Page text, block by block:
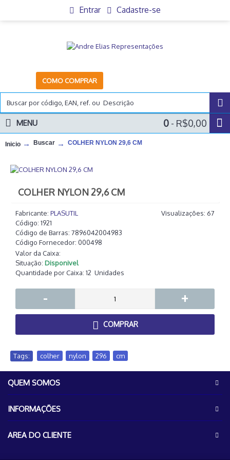
Entrar Cadastre-se
COMO COMPRAR
0 - R$0,00
MENU
Inicio Buscar COLHER NYLON 29,6 CM
COLHER NYLON 29,6 CM
Visualizações: 67
Fabricante: PLASUTIL
Código: 1921
Código de Barras: 7896042004983
Código Fornecedor: 000498
Valor da Caixa:
Situação: Disponivel
Quantidade por Caixa: 12 Unidades
- +
COMPRAR
Tags: colher nylon 296 cm
QUEM SOMOS
INFORMAÇÕES
AREA DO CLIENTE